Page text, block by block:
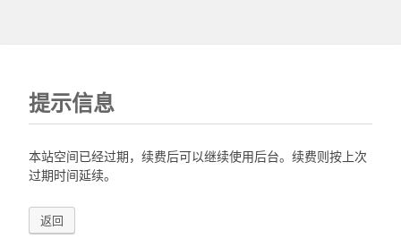
提示信息
本站空间已经过期，续费后可以继续使用后台。续费则按上次
过期时间延续。
返回